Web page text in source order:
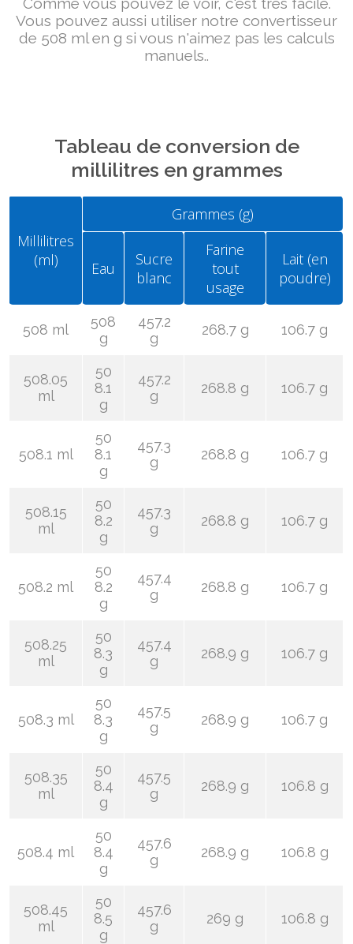
Vous pouvez aussi utiliser notre convertisseur
de 508 ml en g si vous n'aimez pas les calculs
manuels..
Tableau de conversion de
millilitres en grammes
Millilitres
(ml)
Grammes (g)
Eau
Sucre
blanc
Farine
tout
usage
Lait (en
poudre)
508 ml
508
g
457.2
g
268.7 g 106.7 g
508.05
ml
50
8.1
g
457.2
g
268.8 g 106.7 g
508.1 ml
50
8.1
g
457.3
g
268.8 g 106.7 g
508.15
ml
50
8.2
g
457.3
g
268.8 g 106.7 g
508.2 ml
50
8.2
g
457.4
g
268.8 g 106.7 g
508.25
ml
50
8.3
g
457.4
g
268.9 g 106.7 g
508.3 ml
50
8.3
g
457.5
g
268.9 g 106.7 g
508.35
ml
50
8.4
g
457.5
g
268.9 g 106.8 g
508.4 ml
50
8.4
g
457.6
g
268.9 g 106.8 g
508.45
ml
50
8.5
g
457.6
g
269 g 106.8 g